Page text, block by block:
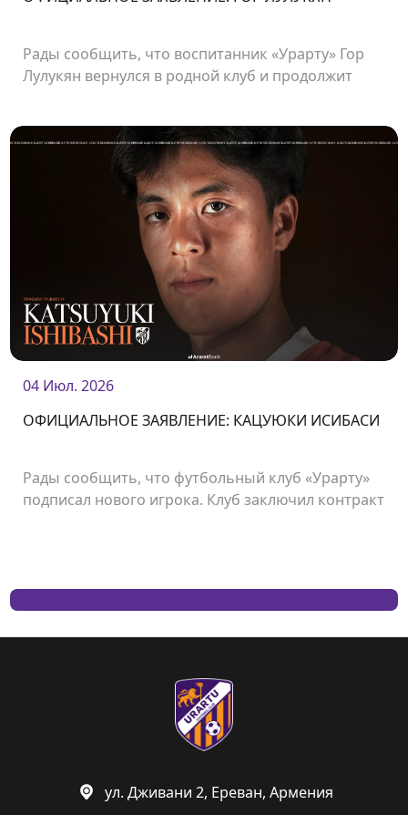
Рады сообщить, что воспитанник «Урарту» Гор
Лулукян вернулся в родной клуб и продолжит
04 Июл. 2026
ОФИЦИАЛЬНОЕ ЗАЯВЛЕНИЕ: КАЦУЮКИ ИСИБАСИ
Рады сообщить, что футбольный клуб «Урарту»
подписал нового игрока. Клуб заключил контракт
ул. Дживани 2, Ереван, Армения